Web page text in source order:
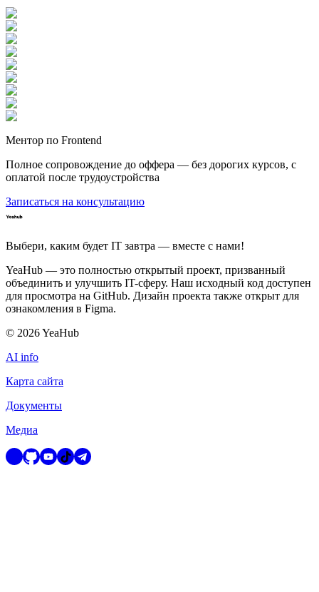
Ментор по Frontend
Полное сопровождение до оффера — без дорогих курсов, с
оплатой после трудоустройства
Записаться на консультацию
Выбери, каким будет IT завтра — вместе c нами!
YeaHub — это полностью открытый проект, призванный
объединить и улучшить IT-сферу. Наш исходный код доступен
для просмотра на GitHub. Дизайн проекта также открыт для
ознакомления в Figma.
© 2026YeaHub
AI info
Карта сайта
Документы
Медиа